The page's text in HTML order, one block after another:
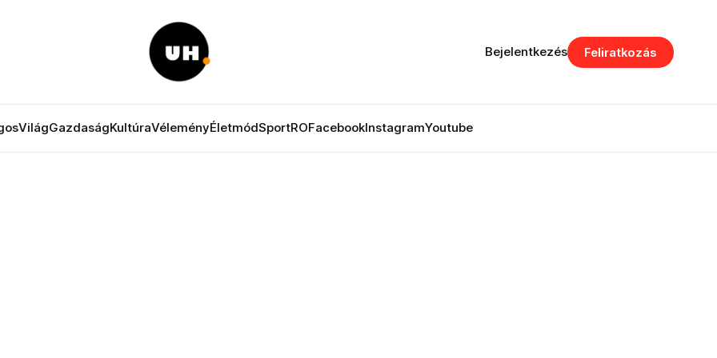
VilágGazdaságKultúraVéleményÉletmódSportROFacebookInstagramYoutube
Bejelentkezés Feliratkozás